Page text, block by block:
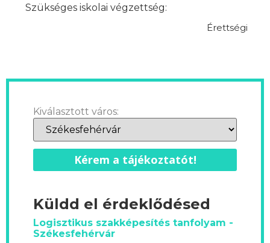
Szükséges iskolai végzettség:
Érettségi
Kiválasztott város:
Kérem a tájékoztatót!
Küldd el érdeklődésed
Logisztikus szakképesítés tanfolyam -
Székesfehérvár